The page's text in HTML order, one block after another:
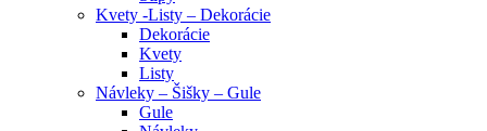
Kvety -Listy – Dekorácie
Dekorácie
Kvety
Listy
Návleky – Šišky – Gule
Gule